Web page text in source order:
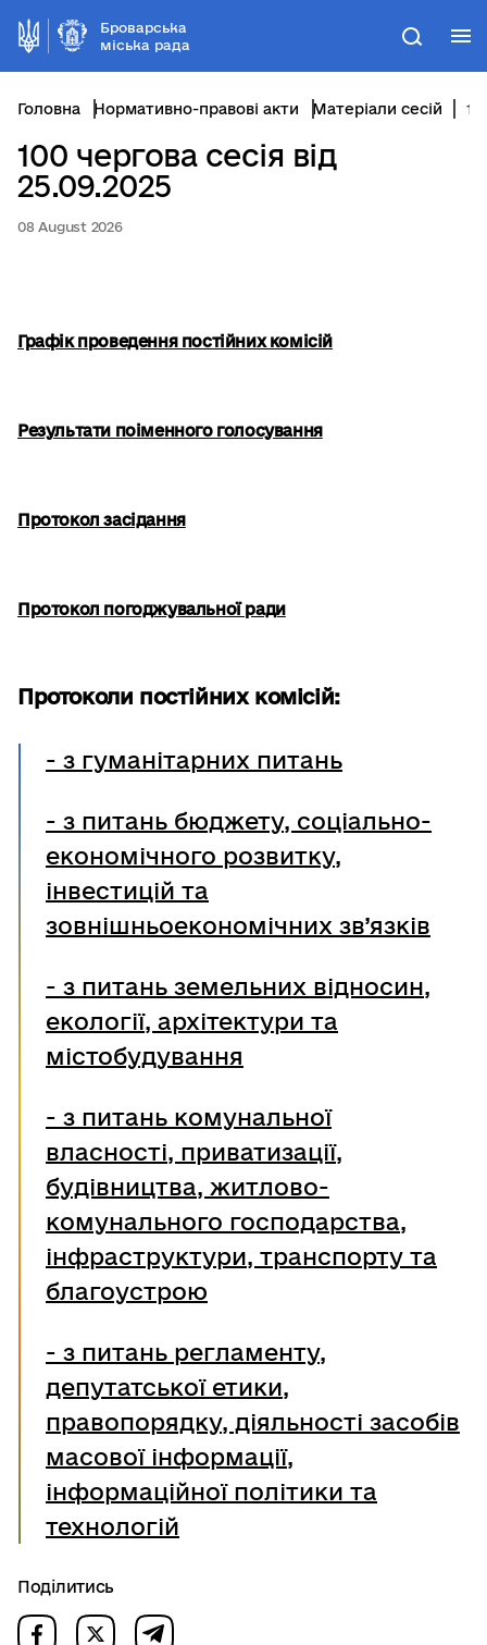
Броварська
міська рада
Пошук
Головна Нормативно-правові акти Матеріали сесій 100 чергова сесія від 25.09.2025
100 чергова сесія від
25.09.2025
08 August 2026
Графік проведення постійних комісій
Результати поіменного голосування
Протокол засідання
Протокол погоджувальної ради
Протоколи постійних комісій:
- з гуманітарних питань
- з питань бюджету, соціально-
економічного розвитку,
інвестицій та
зовнішньоекономічних зв’язків
- з питань земельних відносин,
екології, архітектури та
містобудування
- з питань комунальної
власності, приватизації,
будівництва, житлово-
комунального господарства,
інфраструктури, транспорту та
благоустрою
- з питань регламенту,
депутатської етики,
правопорядку, діяльності засобів
масової інформації,
інформаційної політики та
технологій
Поділитись